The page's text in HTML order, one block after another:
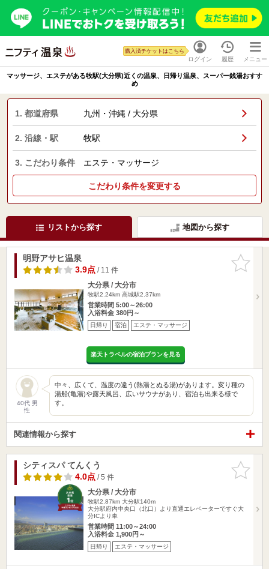
ログイン
購入済チケットはこちら
履歴 メニュー
マッサージ、エステがある牧駅(大分県)近くの温泉、日帰り温泉、スーパー銭湯おすす
め
1. 都道府県 九州・沖縄 / 大分県
2. 沿線・駅 牧駅
3. こだわり条件 エステ・マッサージ
こだわり条件を変更する
リストから探す 地図から探す
お気に入
りに追加
明野アサヒ温泉
3.9点/ 11 件
大分県 / 大分市
牧駅2.24km 高城駅2.37km
営業時間 5:00～26:00
入浴料金 380円～
日帰り 宿泊 エステ・マッサージ
楽天トラベルの宿泊プランを見る
40代 男
性
中々、広くて、温度の違う(熱湯とぬる湯)があります。変り種の
湯船(亀湯)や露天風呂、広いサウナがあり、宿泊も出来る様で
す。
関連情報から探す
お気に入
りに追加
シティスパ てんくう
4.0点/ 5 件
大分県 / 大分市
牧駅2.87km 大分駅140m
大分駅府内中央口（北口）より直通エレベーターですぐ大
分ICより車
営業時間 11:00～24:00
入浴料金 1,900円～
日帰り エステ・マッサージ